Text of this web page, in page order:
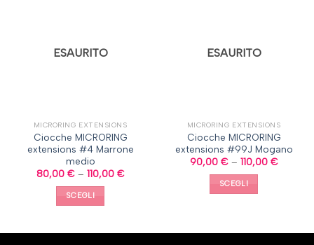
ESAURITO
MICRORING EXTENSIONS
Ciocche MICRORING
extensions #4 Marrone
medio
80,00 €– 110,00 €
SCEGLI
ESAURITO
MICRORING EXTENSIONS
Ciocche MICRORING
extensions #99J Mogano
90,00 €– 110,00 €
SCEGLI